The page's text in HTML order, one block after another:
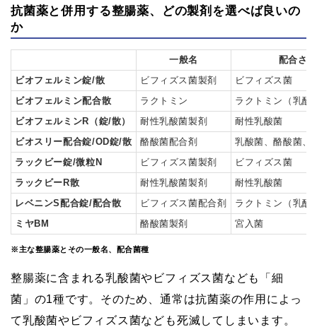
抗菌薬と併用する整腸薬、どの製剤を選べば良いの
か
一般名
配合さ
ビオフェルミン錠/散
ビフィズス菌製剤
ビフィズス菌
ビオフェルミン配合散
ラクトミン
ラクトミン（乳酸
ビオフェルミンR（錠/散）
耐性乳酸菌製剤
耐性乳酸菌
ビオスリー配合錠/OD錠/散
酪酸菌配合剤
乳酸菌、酪酸菌、
ラックビー錠/微粒N
ビフィズス菌製剤
ビフィズス菌
ラックビーR散
耐性乳酸菌製剤
耐性乳酸菌
レベニンS配合錠/配合散
ビフィズス菌配合剤
ラクトミン（乳酸
ミヤBM
酪酸菌製剤 宮入菌
※主な整腸薬とその一般名、配合菌種
整腸薬に含まれる乳酸菌やビフィズス菌なども「細
菌」の1種です。そのため、通常は抗菌薬の作用によっ
て乳酸菌やビフィズス菌なども死滅してしまいます。